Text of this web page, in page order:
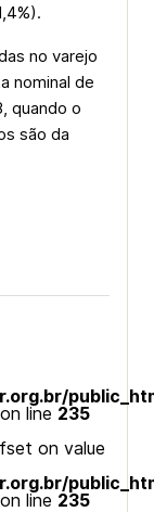
no varejo
nominal de
quando o
são da
on line 235
on value
on line 235